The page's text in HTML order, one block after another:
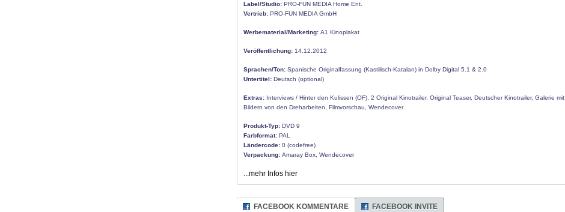
Label/Studio: PRO-FUN MEDIA Home Ent.
Vertrieb: PRO-FUN MEDIA GmbH
Werbematerial/Marketing: A1 Kinoplakat
Veröffentlichung: 14.12.2012
Sprachen/Ton: Spanische Originalfassung (Kastilisch-Katalan) in Dolby Digital 5.1 & 2.0
Untertitel: Deutsch (optional)
Extras: Interviews / Hinter den Kulissen (OF), 2 Original Kinotrailer, Original Teaser, Deutscher Kinotrailer, Galerie mit
Bildern von den Dreharbeiten, Filmvorschau, Wendecover
Produkt-Typ: DVD 9
Farbformat: PAL
Ländercode: 0 (codefree)
Verpackung: Amaray Box, Wendecover
...mehr Infos hier
FACEBOOK KOMMENTARE FACEBOOK INVITE